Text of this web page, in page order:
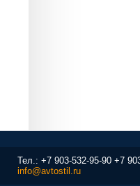
Тел.: +7 903-532-95-90 +7
info@avtostil.ru